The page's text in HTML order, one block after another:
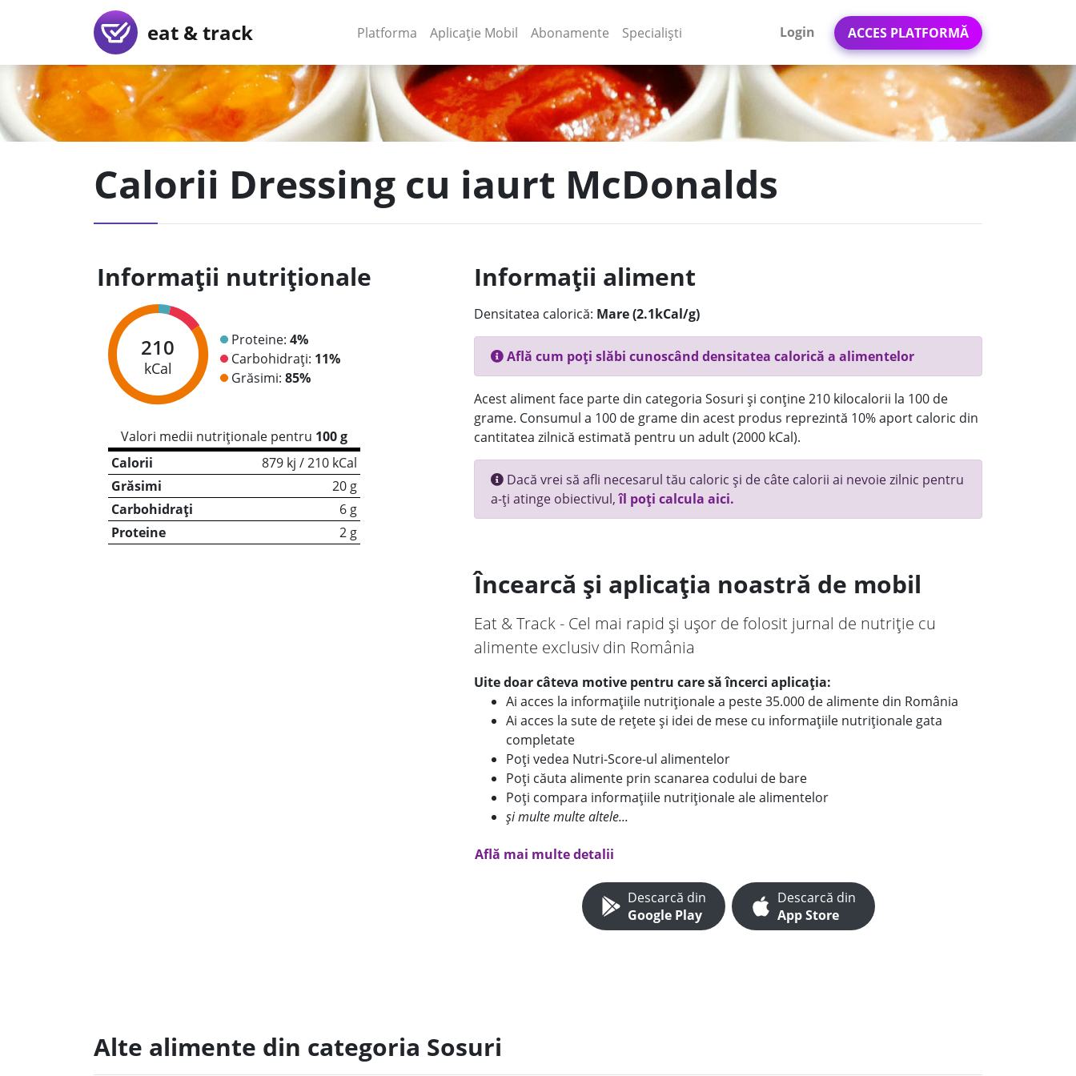
eat & track Platforma (current)
Aplicație Mobil (current)
Abonamente Specialiști Login ACCES PLATFORMĂ
Calorii Dressing cu iaurt McDonalds
Informații nutriționale
210
kCal
Proteine: 4%
Carbohidrați: 11%
Grăsimi: 85%
Valori medii nutriționale pentru 100 g
Calorii
879 kj / 210 kCal
Grăsimi
20 g
Carbohidrați
6 g
Proteine
2 g
Informații aliment
Densitatea calorică: Mare (2.1kCal/g)
Află cum poți slăbi cunoscând densitatea calorică a alimentelor
Acest aliment face parte din categoria Sosuri și conține 210 kilocalorii la 100 de
grame. Consumul a 100 de grame din acest produs reprezintă 10% aport caloric din
cantitatea zilnică estimată pentru un adult (2000 kCal).
Dacă vrei să afli necesarul tău caloric și de câte calorii ai nevoie zilnic pentru
a-ți atinge obiectivul,îl poți calcula aici.
Încearcă și aplicația noastră de mobil
Eat & Track - Cel mai rapid și ușor de folosit jurnal de nutriție cu
alimente exclusiv din România
Uite doar câteva motive pentru care să încerci aplicația:
Ai acces la informațiile nutriționale a peste 35.000 de alimente din România
Ai acces la sute de rețete și idei de mese cu informațiile nutriționale gata
completate
Poți vedea Nutri-Score-ul alimentelor
Poți căuta alimente prin scanarea codului de bare
Poți compara informațiile nutriționale ale alimentelor
și multe multe altele...
Află mai multe detalii
Descarcă din
Google Play
Descarcă din
App Store
Alte alimente din categoria Sosuri